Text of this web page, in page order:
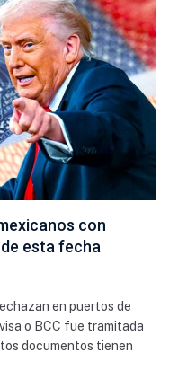
con
esta fecha
en puertos de
o BCC fue tramitada
documentos tienen